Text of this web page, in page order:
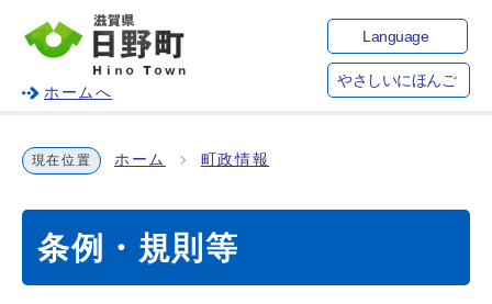
ホームへ
Language
やさしいにほんご
現在位置 ホーム 町政情報
条例・規則等